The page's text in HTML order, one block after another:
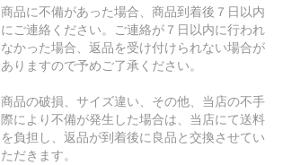
商品に不備があった場合、商品到着後７日以内
にご連絡ください。ご連絡が７日以内に行われ
なかった場合、返品を受け付けられない場合が
ありますので予めご了承ください。
商品の破損、サイズ違い、その他、当店の不手
際により不備が発生した場合は、当店にて送料
を負担し、返品が到着後に良品と交換させてい
ただきます。